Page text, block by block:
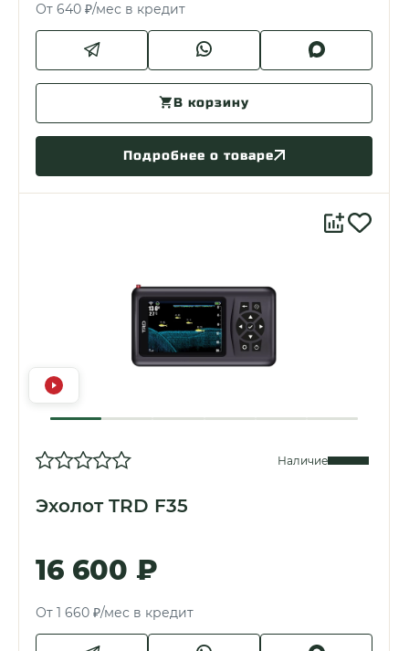
От 640 ₽/мес в кредит
В корзину
Подробнее о товаре
Наличие
Эхолот TRD F35
16 600 ₽
От 1 660 ₽/мес в кредит